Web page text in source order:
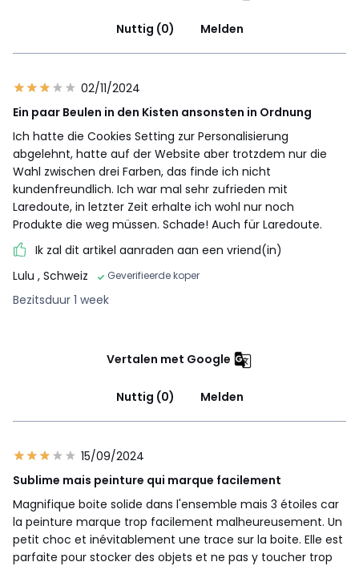
Nuttig (0) Melden
02/11/2024
Ein paar Beulen in den Kisten ansonsten in Ordnung
Ich hatte die Cookies Setting zur Personalisierung
abgelehnt, hatte auf der Website aber trotzdem nur die
Wahl zwischen drei Farben, das finde ich nicht
kundenfreundlich. Ich war mal sehr zufrieden mit
Laredoute, in letzter Zeit erhalte ich wohl nur noch
Produkte die weg müssen. Schade! Auch für Laredoute.
Ik zal dit artikel aanraden aan een vriend(in)
Lulu , Schweiz Geverifieerde koper
Bezitsduur 1 week
Vertalen met Google
Nuttig (0) Melden
15/09/2024
Sublime mais peinture qui marque facilement
Magnifique boite solide dans l'ensemble mais 3 étoiles car
la peinture marque trop facilement malheureusement. Un
petit choc et inévitablement une trace sur la boite. Elle est
parfaite pour stocker des objets et ne pas y toucher trop